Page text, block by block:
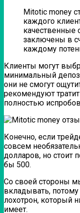
Mitotic money
каждого
качественные
заключены в
каждому
Клиенты могут
минимальный
они не смогут
рекомендуют
полностью
Конечно, если
совсем
долларов, но стоит
бы 500.
Со своей стороны
вкладывать,
лохотрон, который
имеет.